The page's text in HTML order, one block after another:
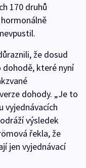
170 druhů
že dosud
které nyní
dohody. „Je to
vyjednávacích
výsledek
řekla, že
jen vyjednávací